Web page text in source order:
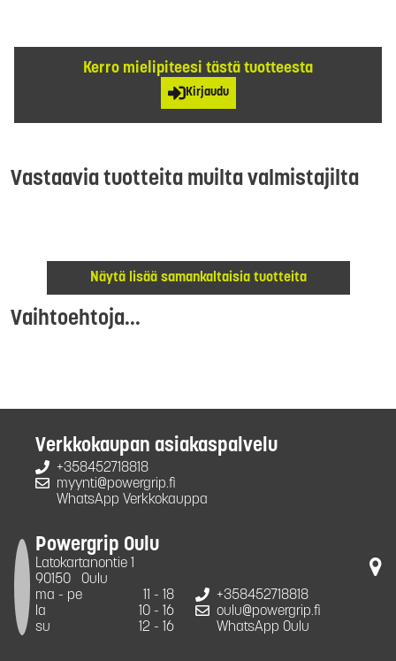
Kerro mielipiteesi tästä tuotteesta
Kirjaudu
Vastaavia tuotteita muilta valmistajilta
Näytä lisää samankaltaisia tuotteita
Vaihtoehtoja...
Verkkokaupan asiakaspalvelu
+358452718818
myynti@powergrip.fi
WhatsApp Verkkokauppa
Powergrip Oulu
Latokartanontie 1
90150
Oulu
ma - pe
11 - 18
la
10 - 16
su
12 - 16
+358452718818
oulu@powergrip.fi
WhatsApp Oulu